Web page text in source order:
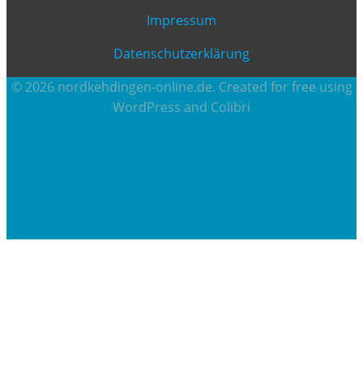
Impressum
Datenschutzerklärung
© 2026 nordkehdingen-online.de. Created for free using
WordPress and Colibri